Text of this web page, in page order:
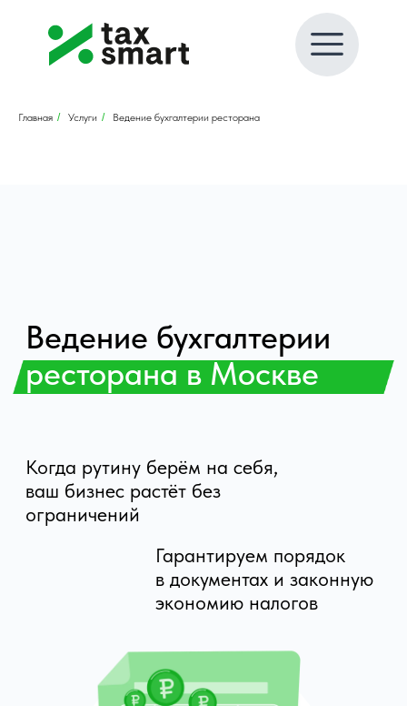
Главная / Услуги / Ведение бухгалтерии ресторана
Гарантируем порядок
Когда рутину берём на себя,
ваш бизнес растёт без
ограничений